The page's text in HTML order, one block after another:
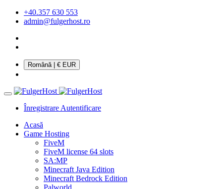
+40.357 630 553
admin@fulgerhost.ro
Română| € EUR
Înregistrare Autentificare
Acasă
Game Hosting
FiveM
FiveM license 64 slots
SA:MP
Minecraft Java Edition
Minecraft Bedrock Edition
Palworld